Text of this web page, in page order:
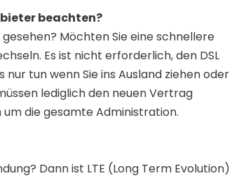
beachten?
Möchten Sie eine schnellere
Es ist nicht erforderlich, den DSL
tun wenn Sie ins Ausland ziehen oder
lediglich den neuen Vertrag
die gesamte Administration.
Dann ist LTE (Long Term Evolution)